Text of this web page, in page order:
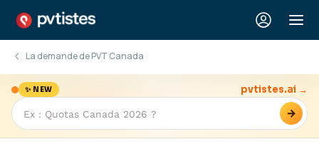
La demande de PVT Canada
✨ NEW
→
pvtistes.ai →